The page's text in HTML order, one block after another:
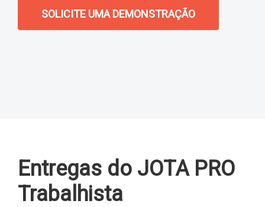
SOLICITE UMA DEMONSTRAÇÃO
Entregas do JOTA PRO
Trabalhista